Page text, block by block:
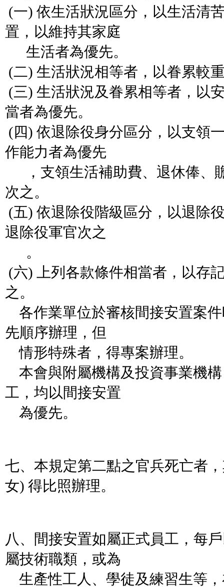
(一) 依生活狀況區分，以生活清
置，以維持其家庭
生活者為優先。
(二) 生活狀況相等者，以眷累較
(三) 生活狀況及眷累相等者，以
當者為優先。
(四) 依退除役身分區分，以支領
作能力者為優先
，支領生活補助費、退休俸、
次之。
(五) 依退除役階級區分，以退除
退除役軍官次之
。
(六) 上列各款條件相當者，以存
之。
各作業單位於審核間接安置案
先順序辦理，但
情形特殊者，得專案辦理。
本會與附屬機構及投資事業機
工，均以間接安置
為優先。
七、本規定第二點之官兵死亡者
女) 得比照辦理。
八、間接安置如屬正式員工，每
屬技術職類，或為
生產性工人、學徒及練習生等